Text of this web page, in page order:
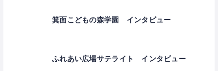
箕面こどもの森学園 インタビュー
ふれあい広場サテライト インタビュー